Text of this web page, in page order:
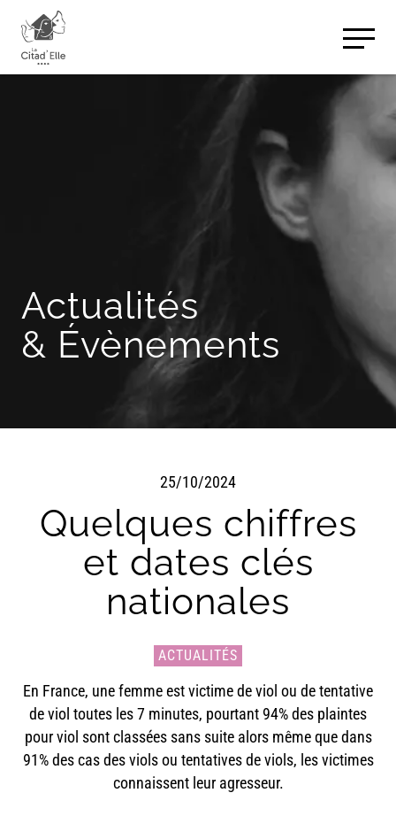
Actualités
& Évènements
25/10/2024
Quelques chiffres
et dates clés
nationales
ACTUALITÉS
En France, une femme est victime de viol ou de tentative
de viol toutes les 7 minutes, pourtant 94% des plaintes
pour viol sont classées sans suite alors même que dans
91% des cas des viols ou tentatives de viols, les victimes
connaissent leur agresseur.
Panneau de gestion des cookies